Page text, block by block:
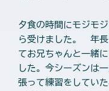
夕食の時間にモジモ
ら受けました。 年長
てお兄ちゃんと一緒
した。今シーズンは
張って練習をしてい